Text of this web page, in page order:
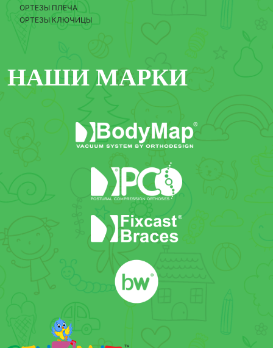
ОРТЕЗЫ ПЛЕЧА
ОРТЕЗЫ КЛЮЧИЦЫ
НАШИ МАРКИ